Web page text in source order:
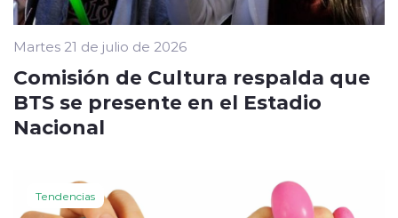
Martes 21 de julio de 2026
Comisión de Cultura respalda que
BTS se presente en el Estadio
Nacional
Tendencias